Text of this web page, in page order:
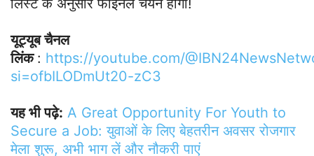
लिस्ट के अनुसार फाइनल चयन होगा!
यूट्यूब चैनल
लिंक : https://youtube.com/
si=ofbILODmUt20-zC3
यह भी पढ़े: A Great Opportunity For Youth to
Secure a Job: युवाओं के लिए बेहतरीन अवसर रोजगार
मेला शुरू, अभी भाग लें और नौकरी पाएं